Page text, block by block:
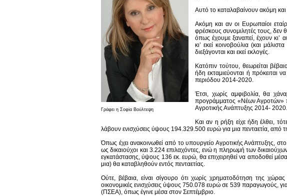
Γράφει η Σοφία Βούλτεψη
Αυτό το καταλαβαίνουν ακόμη και
Ακόμη και αν οι Ευρωπαίοι
φρέσκους συνομιλητές τους, δεν
όπως έχουμε ξαναπεί, έχουν κι’
κι’ εκεί κοινοβούλια (και
διεξάγονται και εκεί εκλογές.
Κατόπιν τούτου, θεωρείται
ήδη εκταμιεύονται ή πρόκειται
περιόδου 2014-2020.
Έτσι, χωρίς αμφιβολία, θα
προγράμματος «Νέων Αγροτών»
Αγροτικής Ανάπτυξης 2014- 2020.
Και αν η ρήξη είχε ήδη έλθει,
λάβουν ενισχύσεις ύψους 194.329.500 ευρώ για μια πενταετία,
Όπως έχει ανακοινωθεί από το υπουργείο Αγροτικής Ανάπτυξης,
ως δικαιούχοι και 3.224 επιλαχόντες, ενώ η πληρωμή των
εγκατάστασης, ύψους 136 εκ. ευρώ, θα επιχειρηθεί να αποδοθεί
μια) θα καταβληθούν εντός πενταετίας.
Ούτε, βέβαια, είναι σίγουρο ότι χωρίς χρηματοδότηση της
οικονομικές ενισχύσεις ύψους 750.078 ευρώ σε 539 παραγωγούς,
(ΠΣΕΑ), όπως έγινε μέσα στον Σεπτέμβριο.